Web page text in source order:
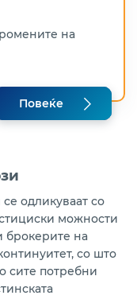
на
Повеќе
одликуваат со
можности
брокерите на
со што
сите потребни